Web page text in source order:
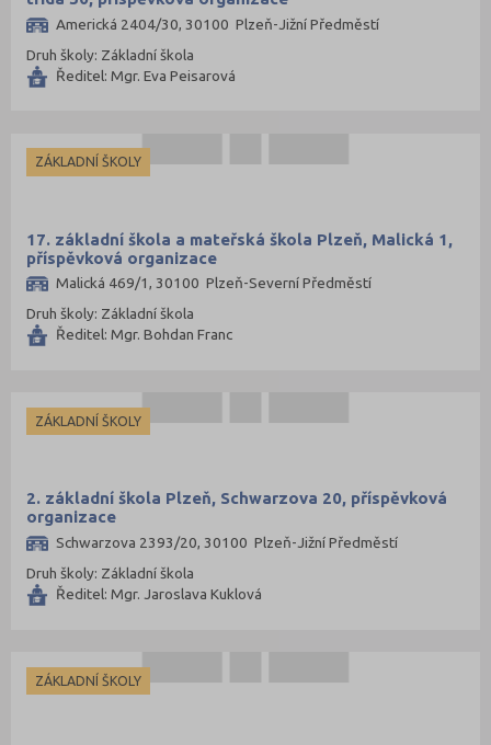
Americká 2404/30, 30100 Plzeň-Jižní Předměstí
Druh školy: Základní škola
Ředitel: Mgr. Eva Peisarová
ZÁKLADNÍ ŠKOLY
17. základní škola a mateřská škola Plzeň, Malická 1,
příspěvková organizace
Malická 469/1, 30100 Plzeň-Severní Předměstí
Druh školy: Základní škola
Ředitel: Mgr. Bohdan Franc
ZÁKLADNÍ ŠKOLY
2. základní škola Plzeň, Schwarzova 20, příspěvková
organizace
Schwarzova 2393/20, 30100 Plzeň-Jižní Předměstí
Druh školy: Základní škola
Ředitel: Mgr. Jaroslava Kuklová
ZÁKLADNÍ ŠKOLY